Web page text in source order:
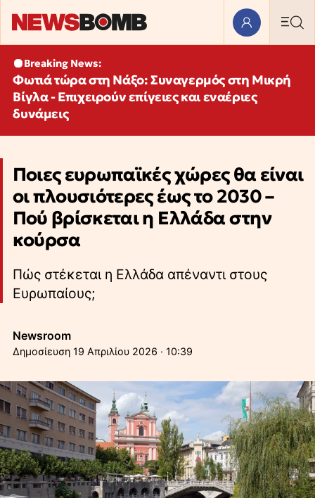
Breaking News:
Φωτιά τώρα στη Νάξο: Συναγερμός στη Μικρή
Βίγλα - Επιχειρούν επίγειες και εναέριες
δυνάμεις
Ποιες ευρωπαϊκές χώρες θα είναι
οι πλουσιότερες έως το 2030 –
Πού βρίσκεται η Ελλάδα στην
κούρσα
Πώς στέκεται η Ελλάδα απέναντι στους
Ευρωπαίους;
Newsroom
19 Απριλίου 2026 · 10:39